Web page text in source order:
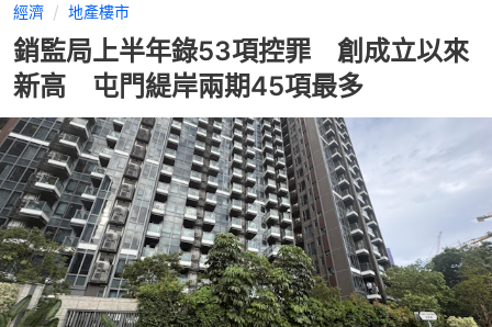
經濟 地產樓市
銷監局上半年錄53項控罪 創成立以來
新高 屯門緹岸兩期45項最多